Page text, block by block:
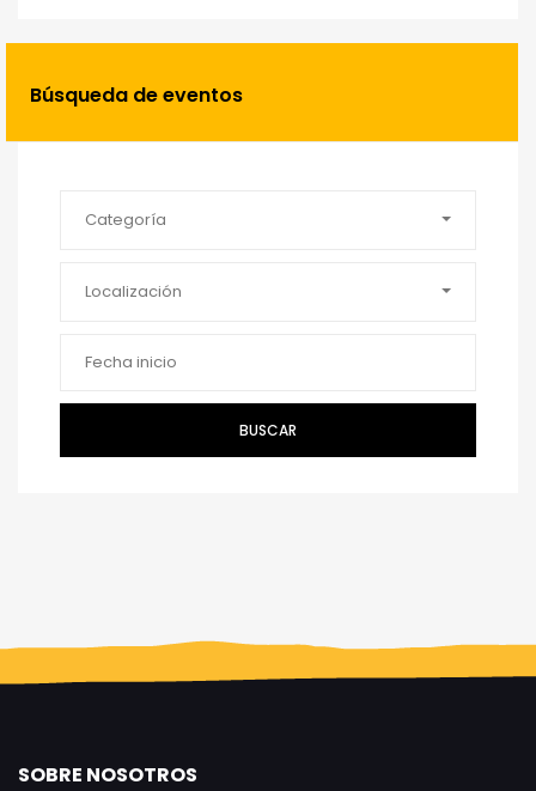
Búsqueda de eventos
Categoría
Localización
BUSCAR
SOBRE NOSOTROS